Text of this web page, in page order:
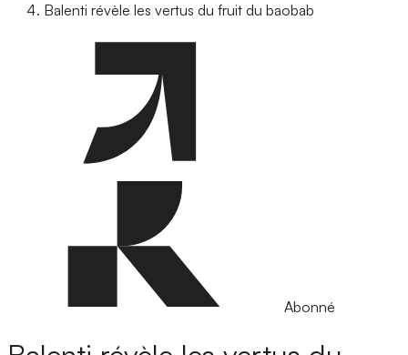
Balenti révèle les vertus du fruit du baobab
Abonné